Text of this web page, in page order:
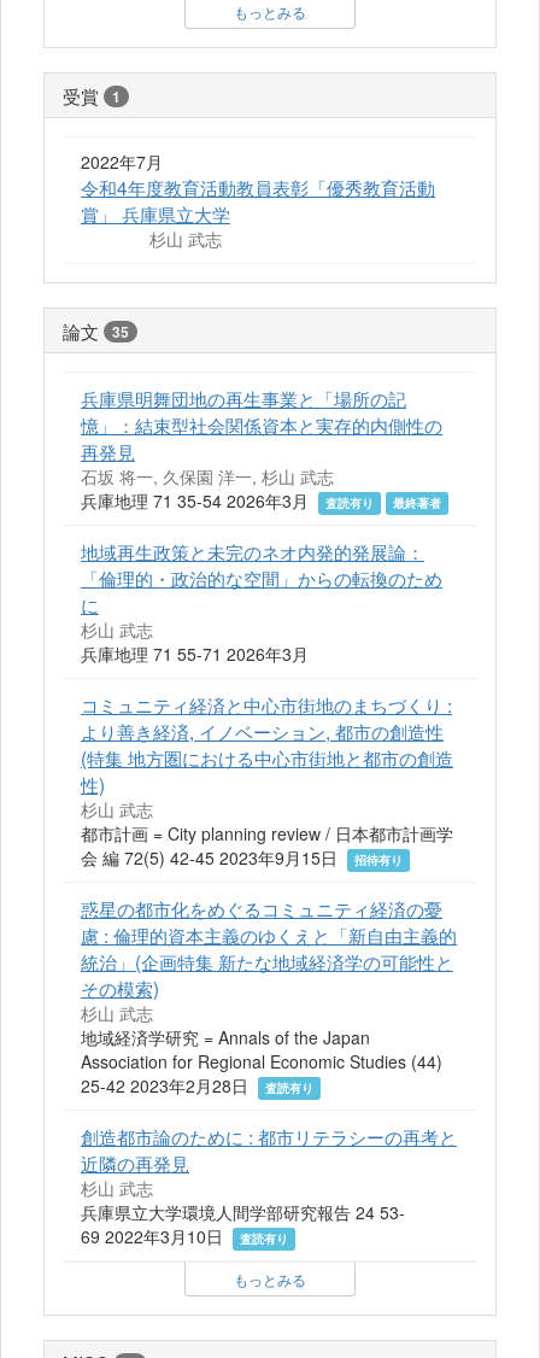
もっとみる
受賞 1
2022年7月
令和4年度教育活動教員表彰「優秀教育活動
賞」 兵庫県立大学
杉山 武志
論文 35
兵庫県明舞団地の再生事業と「場所の記
憶」：結束型社会関係資本と実存的内側性の
再発見
石坂 将一, 久保園 洋一, 杉山 武志
兵庫地理 71 35-54 2026年3月
査読有り 最終著者
地域再生政策と未完のネオ内発的発展論：
「倫理的・政治的な空間」からの転換のため
に
杉山 武志
兵庫地理 71 55-71 2026年3月
コミュニティ経済と中心市街地のまちづくり :
より善き経済, イノベーション, 都市の創造性
(特集 地方圏における中心市街地と都市の創造
性)
杉山 武志
都市計画 = City planning review / 日本都市計画学
会 編 72(5) 42-45 2023年9月15日
招待有り
惑星の都市化をめぐるコミュニティ経済の憂
慮 : 倫理的資本主義のゆくえと「新自由主義的
統治」(企画特集 新たな地域経済学の可能性と
その模索)
杉山 武志
地域経済学研究 = Annals of the Japan
Association for Regional Economic Studies (44)
25-42 2023年2月28日
査読有り
創造都市論のために : 都市リテラシーの再考と
近隣の再発見
杉山 武志
兵庫県立大学環境人間学部研究報告 24 53-
69 2022年3月10日
査読有り
もっとみる